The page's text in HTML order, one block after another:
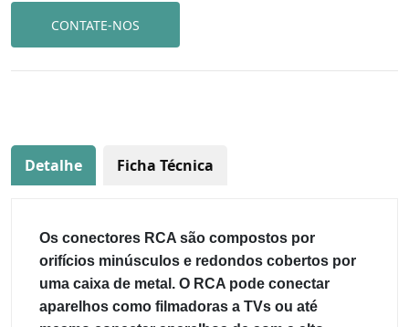
CONTATE-NOS
Detalhe Ficha Técnica
Os conectores RCA são compostos por
orifícios minúsculos e redondos cobertos por
uma caixa de metal. O RCA pode conectar
aparelhos como filmadoras a TVs ou até